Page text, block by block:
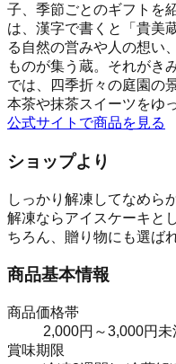
子、季節ごとのギフトを
は、漢字で書くと「貴美
る自然の営みや人の想い
ものが集う蔵。それがき
では、四季折々の庭園の
本茶や抹茶スイーツをゆ
公式サイトで商品を見る
ショップより
しっかり解凍してなめら
解凍ならアイスケーキと
ちろん、贈り物にも選ば
商品基本情報
商品価格帯
2,000円～3,000円未
賞味期限